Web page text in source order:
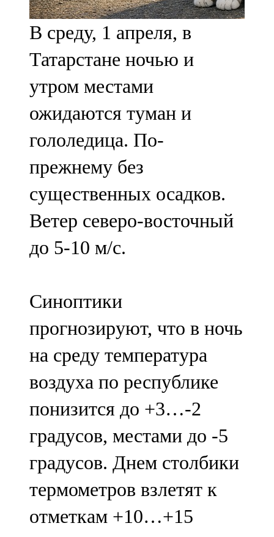
107,8 FM
Теләче
106,1 FM
Түбән Кама
102,6 FM
Чирмешән
107,7 FM
Чистай
103,0 FM
Чүпрәле
Шәмәрдән
102,3 FM
Яңа чишмә
107,0 FM
Яр Чаллы
105,5 FM
В среду, 1 апреля, в
Татарстане ночью и
утром местами
ожидаются туман и
гололедица. По-
прежнему без
существенных осадков.
Ветер северо-восточный
до 5-10 м/с.
Синоптики
прогнозируют, что в ночь
на среду температура
воздуха по республике
понизится до +3…-2
градусов, местами до -5
градусов. Днем столбики
термометров взлетят к
отметкам +10…+15